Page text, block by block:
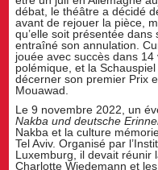
débat, le théâtre a décidé
avant de rejouer la pièce,
qu’elle soit présentée
entraîné son annulation.
jouée avec succès dans
polémique, et la
décerner son premier Prix
Mouawad.
Le 9 novembre 2022, un
Nakba und deutsche
Nakba et la culture
Tel Aviv. Organisé par
Luxemburg, il devait réunir
Charlotte Wiedemann et